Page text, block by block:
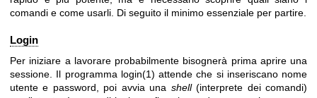
comandi e come usarli. Di seguito il minimo essenziale per partire.
Login
Per iniziare a lavorare probabilmente bisognerà prima aprire una
sessione. Il programma login(1) attende che si inseriscano nome
utente e password, poi avvia una shell(interprete dei comandi)